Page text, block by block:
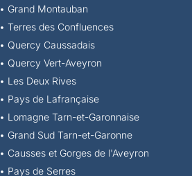
• Grand Montauban
• Terres des Confluences
• Quercy Caussadais
• Quercy Vert-Aveyron
• Les Deux Rives
• Pays de Lafrançaise
• Lomagne Tarn-et-Garonnaise
• Grand Sud Tarn-et-Garonne
• Causses et Gorges de l'Aveyron
• Pays de Serres